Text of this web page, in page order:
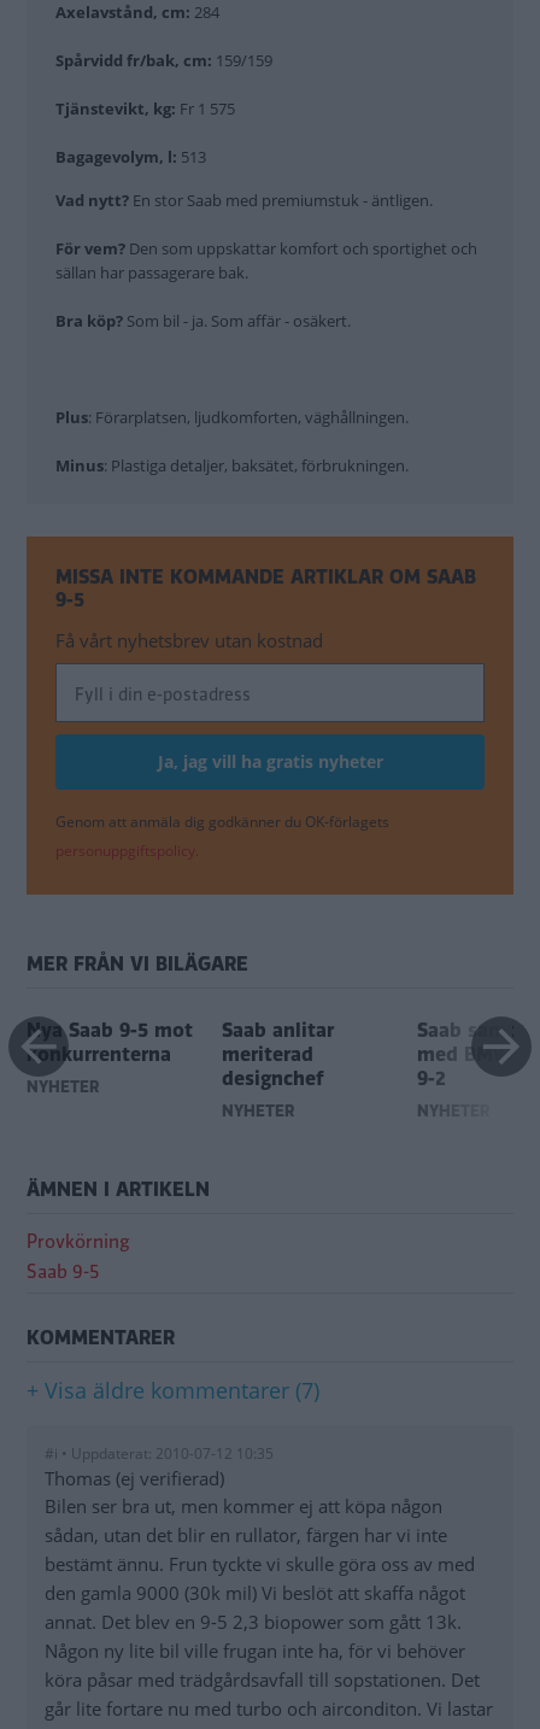
Axelavstånd, cm: 284
Spårvidd fr/bak, cm: 159/159
Tjänstevikt, kg: Fr 1 575
Bagagevolym, l: 513
Vad nytt? En stor Saab med premiumstuk - äntligen.
För vem? Den som uppskattar komfort och sportighet och
sällan har passagerare bak.
Bra köp? Som bil - ja. Som affär - osäkert.
Plus: Förarplatsen, ljudkomforten, väghållningen.
Minus: Plastiga detaljer, baksätet, förbrukningen.
MISSA INTE KOMMANDE ARTIKLAR OM SAAB
9-5
Få vårt nyhetsbrev utan kostnad
Genom att anmäla dig godkänner du OK-förlagets
personuppgiftspolicy.
MER FRÅN VI BILÄGARE
Nya Saab 9-5 mot
konkurrenterna
NYHETER
Saab anlitar
meriterad
designchef
NYHETER
Saab
med BMW
9-2
NYHETER
ÄMNEN I ARTIKELN
Provkörning
Saab 9-5
KOMMENTARER
+ Visa äldre kommentarer (7)
#i • Uppdaterat: 2010-07-12 10:35
Thomas (ej verifierad)
Bilen ser bra ut, men kommer ej att köpa någon
sådan, utan det blir en rullator, färgen har vi inte
bestämt ännu. Frun tyckte vi skulle göra oss av med
den gamla 9000 (30k mil) Vi beslöt att skaffa något
annat. Det blev en 9-5 2,3 biopower som gått 13k.
Någon ny lite bil ville frugan inte ha, för vi behöver
köra påsar med trädgårdsavfall till sopstationen. Det
går lite fortare nu med turbo och airconditon. Vi lastar